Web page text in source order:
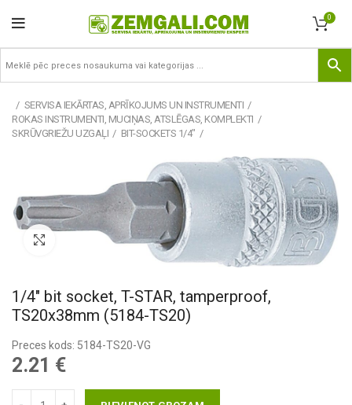
0
SERVISA IEKĀRTAS, APRĪKOJUMS UN INSTRUMENTI
ROKAS INSTRUMENTI, MUCIŅAS, ATSLĒGAS, KOMPLEKTI
SKRŪVGRIEŽU UZGAĻI
BIT-SOCKETS 1/4"
1/4″ bit socket, T-STAR, tamperproof,
TS20x38mm (5184-TS20)
Preces kods: 5184-TS20-VG
2.21 €